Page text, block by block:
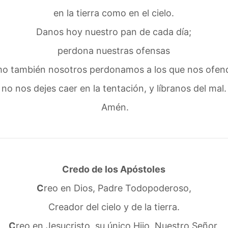
en la tierra como en el cielo.
Danos hoy nuestro pan de cada día;
perdona nuestras ofensas
también nosotros perdonamos a los que nos
no nos dejes caer en la tentación, y líbranos del mal.
Amén.
Credo de los Apóstoles
Creo en Dios, Padre Todopoderoso,
Creador del cielo y de la tierra.
Creo en Jesucristo, su único Hijo, Nuestro Señor,